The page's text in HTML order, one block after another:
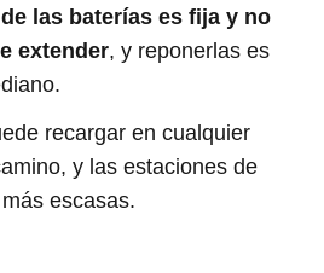
las baterías es fija y no
extender, y reponerlas es
recargar en cualquier
y las estaciones de
escasas.